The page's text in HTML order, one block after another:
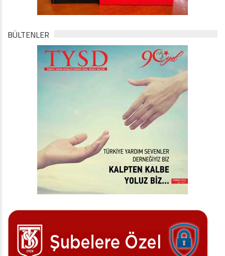
BÜLTENLER